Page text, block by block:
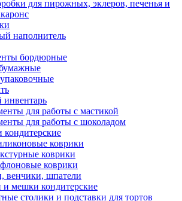
для пирожных, эклеров, печенья и
наполнитель
бордюрные
инвентарь
для работы с мастикой
для работы с шоколадом
кондитерские
коврики
коврики
коврики
венчики, шпатели
и мешки кондитерские
столики и подставки для тортов